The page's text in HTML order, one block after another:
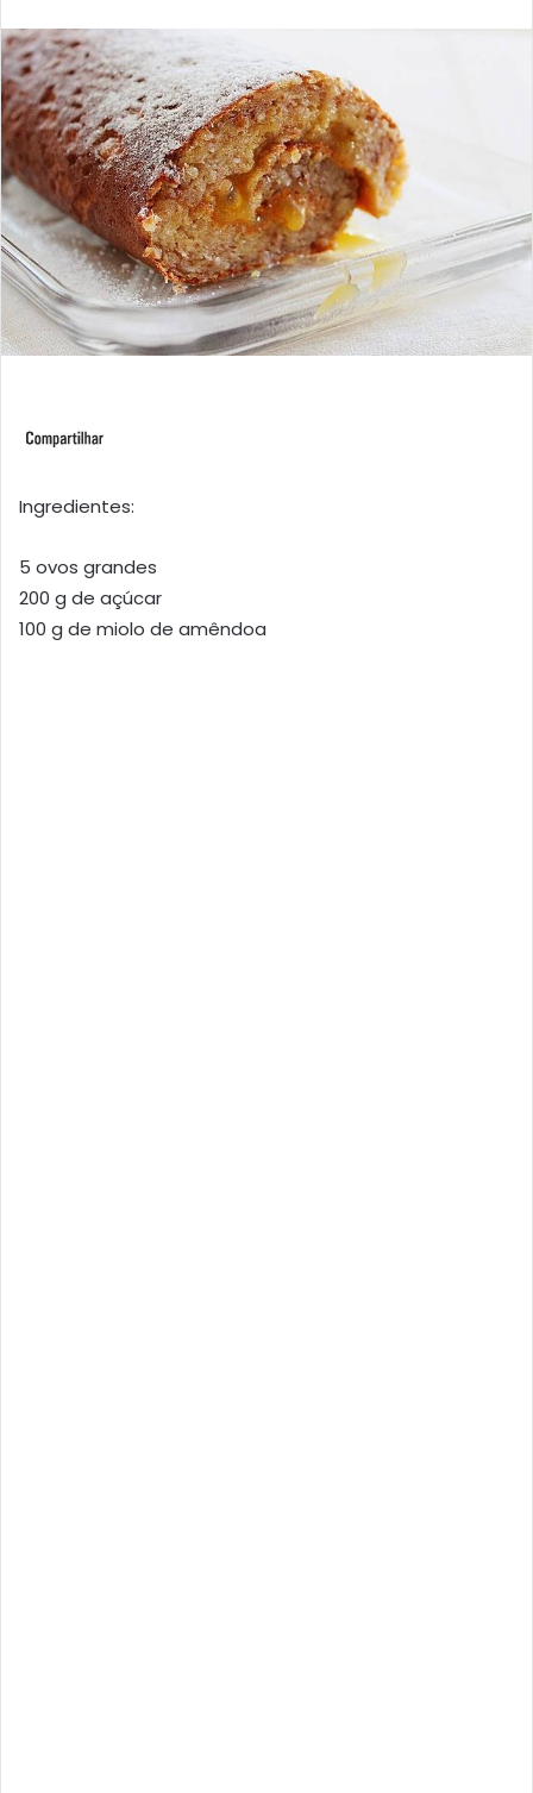
Ingredientes:
5 ovos grandes
200 g de açúcar
100 g de miolo de amêndoa